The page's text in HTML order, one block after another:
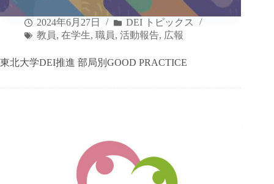
2024年6月27日
DEI トピックス
教員, 在学生, 職員, 活動報告, 広報
東北大学DEI推進 部局別GOOD PRACTICE